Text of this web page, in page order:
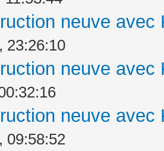
neuve avec
23:26:10
neuve avec
neuve avec
09:58:52